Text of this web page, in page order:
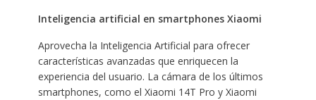
Inteligencia artificial en smartphones Xiaomi
Aprovecha la Inteligencia Artificial para ofrecer
características avanzadas que enriquecen la
experiencia del usuario. La cámara de los últimos
smartphones, como el Xiaomi 14T Pro y Xiaomi